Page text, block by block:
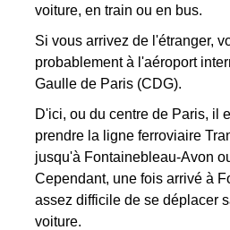
voiture, en train ou en bus.
Si vous arrivez de l'étranger,
probablement à l'aéroport
Gaulle de Paris (CDG).
D'ici, ou du centre de Paris, il
prendre la ligne ferroviaire
jusqu'à Fontainebleau-Avon
Cependant, une fois arrivé à
assez difficile de se déplacer
voiture.